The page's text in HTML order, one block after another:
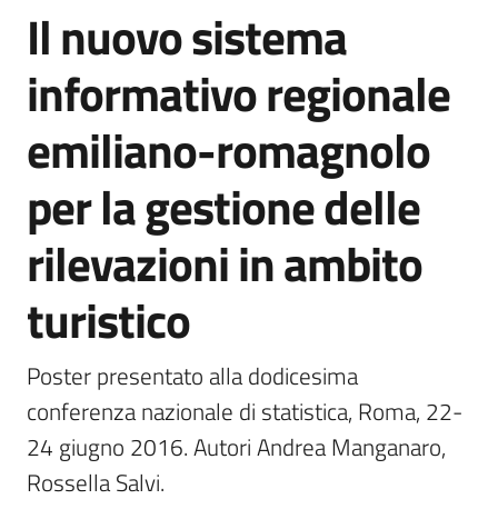
Studi
e
analisi
Menu selezionato
Statistiche
per
temi
Metadati
Seguici
su
Salta al contenuto
Il nuovo sistema
informativo regionale
emiliano-romagnolo
per la gestione delle
rilevazioni in ambito
turistico
Poster presentato alla dodicesima
conferenza nazionale di statistica, Roma, 22-
24 giugno 2016. Autori Andrea Manganaro,
Rossella Salvi.